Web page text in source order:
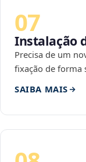
07
Instalação
Precisa de um
fixação de forma
SAIBA MAIS